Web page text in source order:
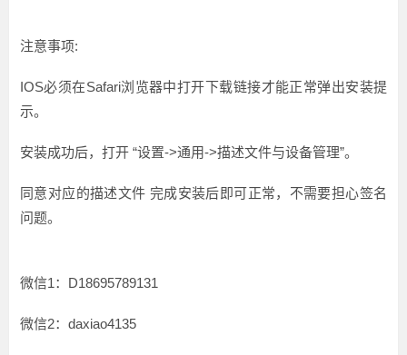
注意事项:
IOS必须在Safari浏览器中打开下载链接才能正常弹出安装提
示。
安装成功后，打开 “设置->通用->描述文件与设备管理”。
同意对应的描述文件 完成安装后即可正常，不需要担心签名
问题。
微信1：D18695789131
微信2：daxiao4135